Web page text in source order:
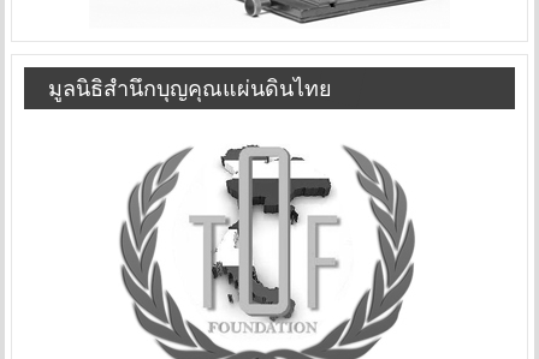
มูลนิธิสำนึกบุญคุณแผ่นดินไทย